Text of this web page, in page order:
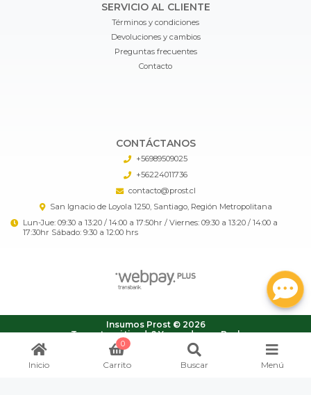
SERVICIO AL CLIENTE
Términos y condiciones
Devoluciones y cambios
Preguntas frecuentes
Contacto
CONTÁCTANOS
+56989509025
+56224011736
contacto@prost.cl
San Ignacio de Loyola 1250, Santiago, Región Metropolitana
Lun-Jue: 09:30 a 13:20 / 14:00 a 17:50hr / Viernes: 09:30 a 13:20 / 14:00 a
17:30hr Sábado: 9:30 a 12:00 hrs
Insumos Prost © 2026
¿Te gusta mi tienda? Yo vendo conBsale
Inicio
0
Carrito Buscar Menú